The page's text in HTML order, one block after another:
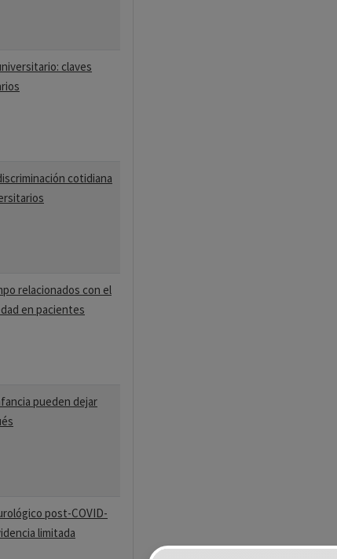
claves
cotidiana
relacionados con el
en pacientes
pueden dejar
post-COVID-
limitada